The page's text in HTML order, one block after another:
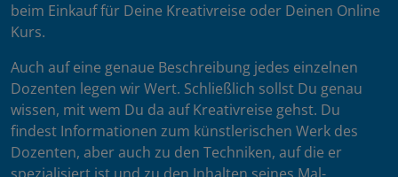
beim Einkauf für Deine Kreativreise oder Deinen Online
Kurs.
Auch auf eine genaue Beschreibung jedes einzelnen
Dozenten legen wir Wert. Schließlich sollst Du genau
wissen, mit wem Du da auf Kreativreise gehst. Du
findest Informationen zum künstlerischen Werk des
Dozenten, aber auch zu den Techniken, auf die er